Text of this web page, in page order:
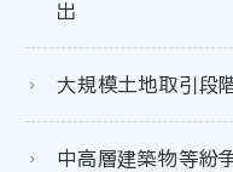
出
大規模土地取引段
中高層建築物等紛